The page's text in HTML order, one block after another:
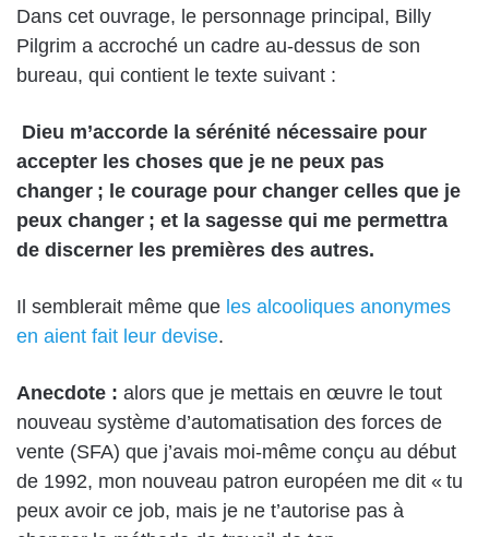
Dans cet ouvrage, le personnage principal, Billy
Pilgrim a accroché un cadre au-dessus de son
bureau, qui contient le texte suivant :
Dieu m’accorde la sérénité nécessaire pour
accepter les choses que je ne peux pas
changer ; le courage pour changer celles que je
peux changer ; et la sagesse qui me permettra
de discerner les premières des autres.
Il semblerait même que les alcooliques anonymes
en aient fait leur devise.
Anecdote : alors que je mettais en œuvre le tout
nouveau système d’automatisation des forces de
vente (SFA) que j’avais moi-même conçu au début
de 1992, mon nouveau patron européen me dit « tu
peux avoir ce job, mais je ne t’autorise pas à